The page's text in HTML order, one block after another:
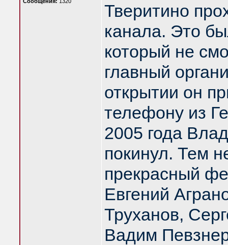
Тверитино
канала. Это
который не
главный
открытии он
телефону из
2005 года
покинул. Тем
прекрасный
Евгений
Труханов,
Вадим